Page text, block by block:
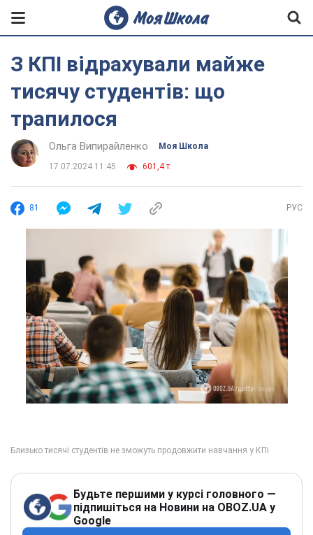
З КПІ відрахували майже
тисячу студентів: що
трапилося
Ольга Випирайленко Моя Школа
17.07.2024 11:45 601,4 т.
81 РУС
Будьте першими у курсі головного —
підпишіться на Новини на OBOZ.UA у
Google